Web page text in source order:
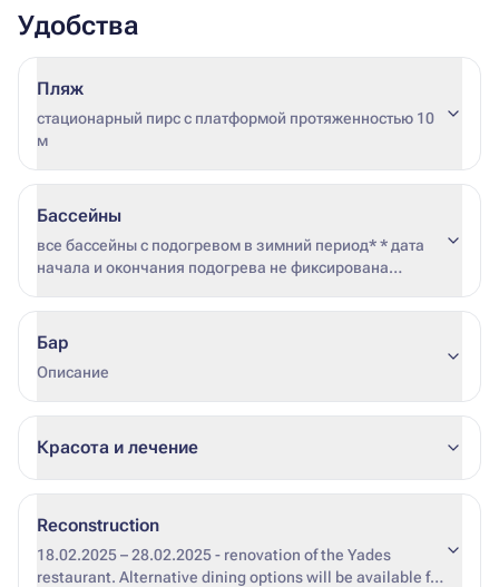
Удобства
Пляж
стационарный пирс с платформой протяженностью 10
м
Бассейны
все бассейны с подогревом в зимний период* * дата
начала и окончания подогрева не фиксирована
Бар
Описание
Красота и лечение
Reconstruction
18.02.2025 – 28.02.2025 - renovation of the Yades
restaurant. Alternative dining options will be available for